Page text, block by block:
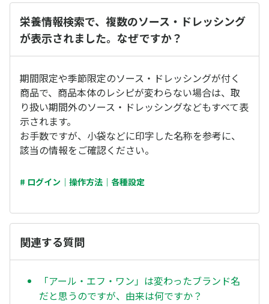
栄養情報検索で、複数のソース・ドレッシング
が表示されました。なぜですか？
期間限定や季節限定のソース・ドレッシングが付く
商品で、商品本体のレシピが変わらない場合は、取
り扱い期間外のソース・ドレッシングなどもすべて表
示されます。
お手数ですが、小袋などに印字した名称を参考に、
該当の情報をご確認ください。
# ログイン｜操作方法｜各種設定
関連する質問
「アール・エフ・ワン」は変わったブランド名
だと思うのですが、由来は何ですか？